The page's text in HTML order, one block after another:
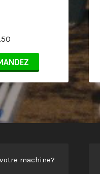
machine?